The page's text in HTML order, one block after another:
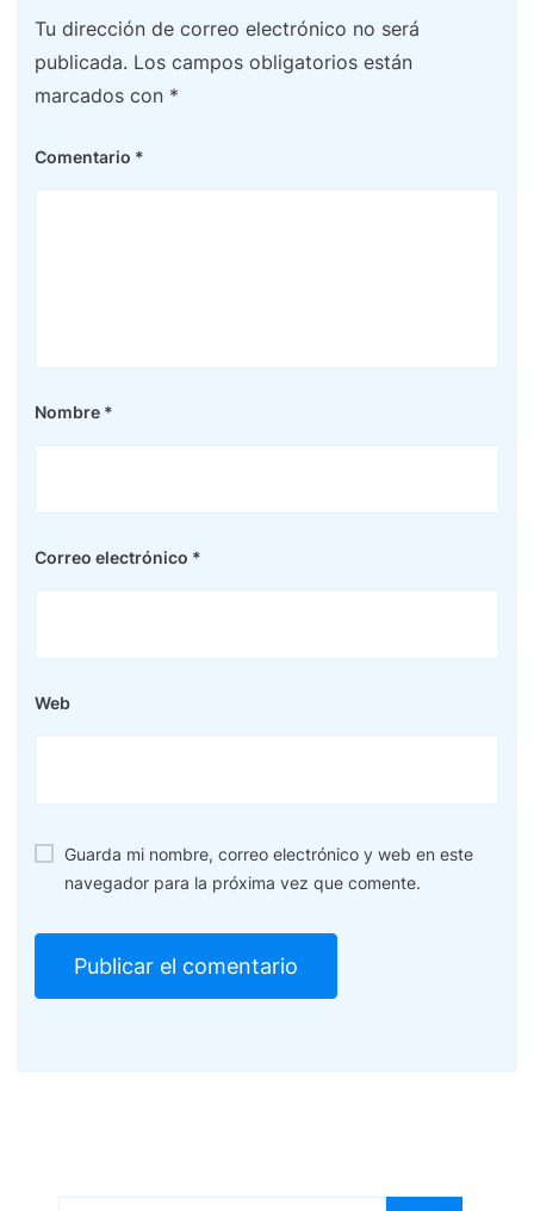
Tu dirección de correo electrónico no será
publicada. Los campos obligatorios están
marcados con *
Comentario *
Nombre *
Correo electrónico *
Web
Guarda mi nombre, correo electrónico y web en este
navegador para la próxima vez que comente.